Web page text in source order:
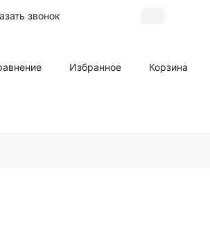
звонок
Избранное Корзина